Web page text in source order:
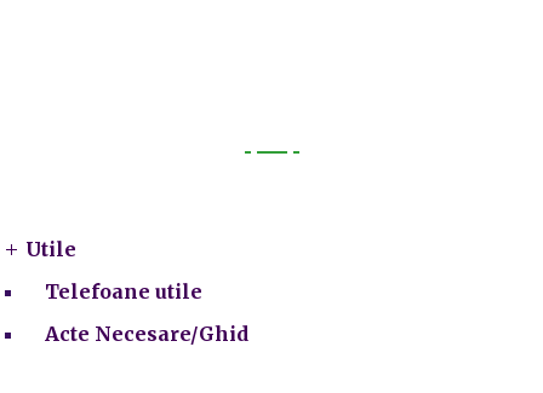
Utile
Telefoane utile
Acte Necesare/Ghid